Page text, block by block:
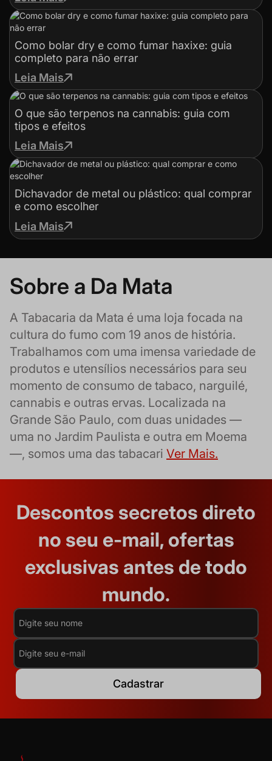
Como bolar dry e como fumar haxixe: guia
completo para não errar
Leia Mais
O que são terpenos na cannabis: guia com
tipos e efeitos
Leia Mais
Dichavador de metal ou plástico: qual comprar
e como escolher
Leia Mais
Sobre a Da Mata
A Tabacaria da Mata é uma loja focada na
cultura do fumo com 19 anos de história.
Trabalhamos com uma imensa variedade de
produtos e utensílios necessários para seu
momento de consumo de tabaco, narguilé,
cannabis e outras ervas. Localizada na
Grande São Paulo, com duas unidades —
uma no Jardim Paulista e outra em Moema
—, somos uma das tabacari Ver Mais.
Descontos secretos direto
no seu e-mail, ofertas
exclusivas antes de todo
mundo.
Cadastrar